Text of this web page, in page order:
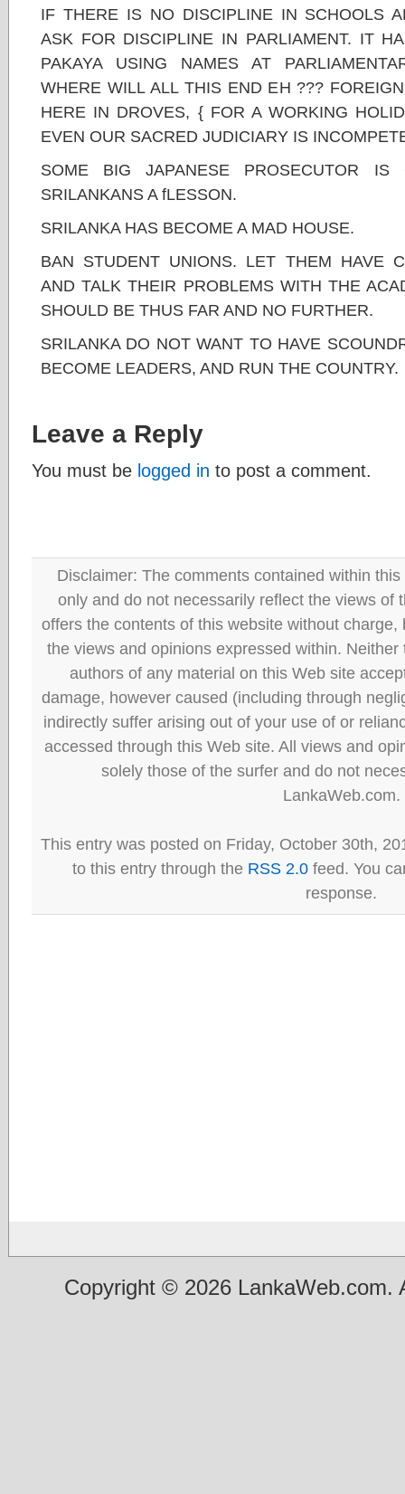
IF THERE IS NO DISCIPLINE IN SCHOOLS
ASK FOR DISCIPLINE IN PARLIAMENT. IT
PAKAYA USING NAMES AT
WHERE WILL ALL THIS END EH ???
HERE IN DROVES, { FOR A WORKING
EVEN OUR SACRED JUDICIARY IS
SOME BIG JAPANESE PROSECUTOR
SRILANKANS A fLESSON.
SRILANKA HAS BECOME A MAD HOUSE.
BAN STUDENT UNIONS. LET THEM HAVE
AND TALK THEIR PROBLEMS WITH THE
SHOULD BE THUS FAR AND NO FURTHER.
SRILANKA DO NOT WANT TO HAVE
BECOME LEADERS, AND RUN THE COUNTRY.
Leave a Reply
You must be logged in to post a comment.
Disclaimer: The comments contained within
only and do not necessarily reflect the views of
offers the contents of this website without
the views and opinions expressed within.
authors of any material on this Web site
damage, however caused (including through
indirectly suffer arising out of your use of or
accessed through this Web site. All views and
solely those of the surfer and do not
LankaWeb.com.
This entry was posted on Friday, October 30th,
to this entry through the RSS 2.0 feed. You
response.
Copyright © 2026 LankaWeb.com.